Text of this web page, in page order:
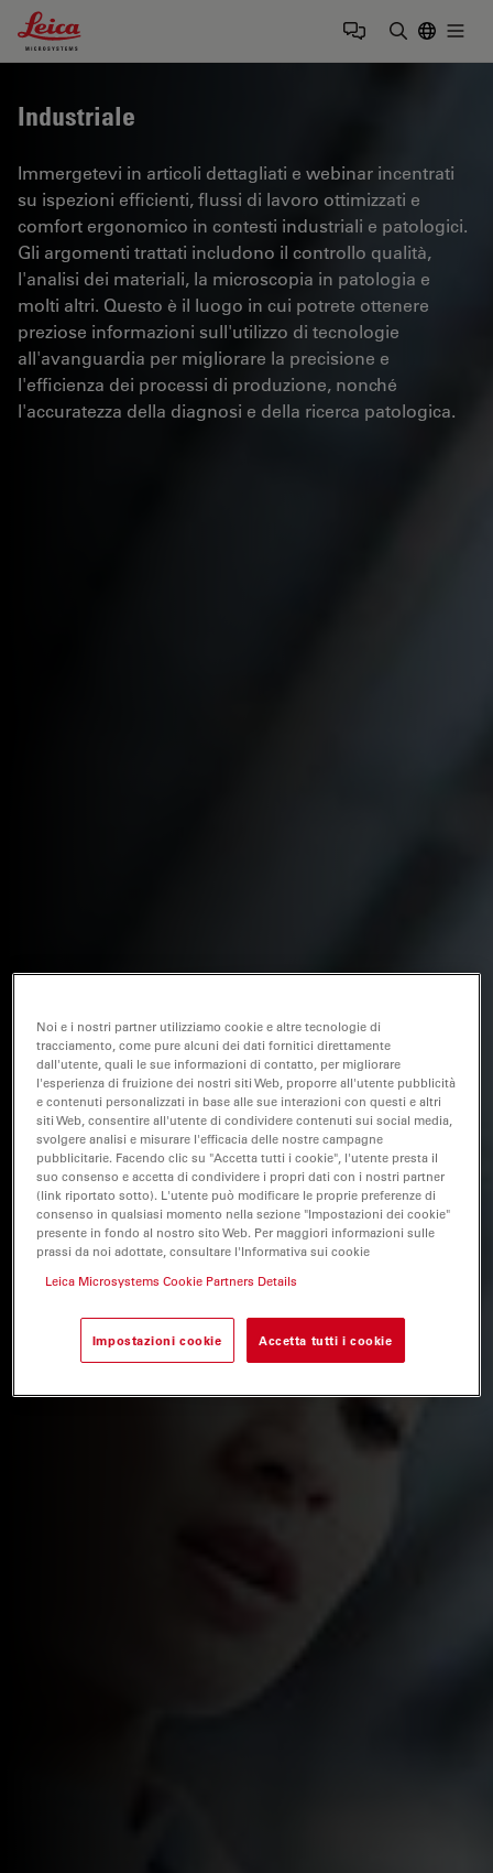
Leica Microsystems Logo
Industriale
Immergetevi in articoli dettagliati e webinar incentrati
su ispezioni efficienti, flussi di lavoro ottimizzati e
comfort ergonomico in contesti industriali e patologici.
Gli argomenti trattati includono il controllo qualità,
l'analisi dei materiali, la microscopia in patologia e
molti altri. Questo è il luogo in cui potrete ottenere
preziose informazioni sull'utilizzo di tecnologie
all'avanguardia per migliorare la precisione e
l'efficienza dei processi di produzione, nonché
l'accuratezza della diagnosi e della ricerca patologica.
Noi e i nostri partner utilizziamo cookie e altre tecnologie di
tracciamento, come pure alcuni dei dati fornitici direttamente
dall'utente, quali le sue informazioni di contatto, per migliorare
l'esperienza di fruizione dei nostri siti Web, proporre all'utente pubblicità
e contenuti personalizzati in base alle sue interazioni con questi e altri
siti Web, consentire all'utente di condividere contenuti sui social media,
svolgere analisi e misurare l'efficacia delle nostre campagne
pubblicitarie. Facendo clic su "Accetta tutti i cookie", l'utente presta il
suo consenso e accetta di condividere i propri dati con i nostri partner
(link riportato sotto). L'utente può modificare le proprie preferenze di
consenso in qualsiasi momento nella sezione "Impostazioni dei cookie"
presente in fondo al nostro sito Web. Per maggiori informazioni sulle
prassi da noi adottate, consultare l'Informativa sui cookie
Leica Microsystems Cookie Partners Details
Impostazioni cookie Accetta tutti i cookie